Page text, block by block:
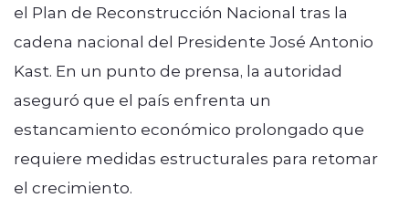
el Plan de Reconstrucción Nacional tras la
cadena nacional del Presidente José Antonio
Kast. En un punto de prensa, la autoridad
aseguró que el país enfrenta un
estancamiento económico prolongado que
requiere medidas estructurales para retomar
el crecimiento.